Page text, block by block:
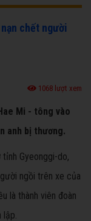
chết người
1068 lượt xem
Mi - tông vào
anh bị thương.
Gyeonggi-do,
ngồi trên xe của
là thành viên đoàn
lập.